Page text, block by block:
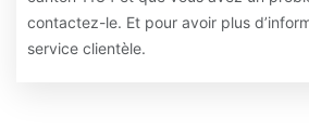
contactez-le. Et pour avoir plus
service clientèle.